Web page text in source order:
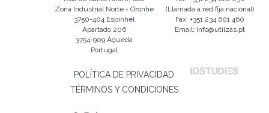
Zona Industrial Norte - Oronhe
3750-404 Espinhel
Apartado 206
3754-909 Águeda
Portugal
(Llamada a red fija nacional)
Fax: +351 234 601 460
Email: info@utilzas.pt
POLÍTICA DE PRIVACIDAD
TÉRMINOS Y CONDICIONES